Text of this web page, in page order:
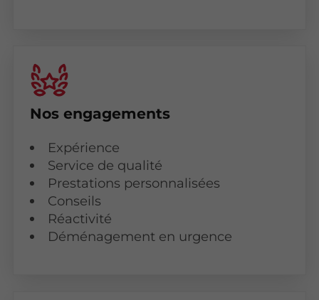
Nos engagements
Expérience
Service de qualité
Prestations personnalisées
Conseils
Réactivité
Déménagement en urgence